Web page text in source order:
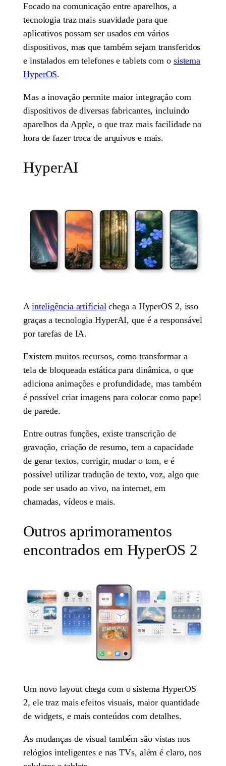
Focado na comunicação entre aparelhos, a
tecnologia traz mais suavidade para que
aplicativos possam ser usados em vários
dispositivos, mas que também sejam transferidos
e instalados em telefones e tablets com o sistema
HyperOS.
Mas a inovação permite maior integração com
dispositivos de diversas fabricantes, incluindo
aparelhos da Apple, o que traz mais facilidade na
hora de fazer troca de arquivos e mais.
HyperAI
A inteligência artificial chega a HyperOS 2, isso
graças a tecnologia HyperAI, que é a responsável
por tarefas de IA.
Existem muitos recursos, como transformar a
tela de bloqueada estática para dinâmica, o que
adiciona animações e profundidade, mas também
é possível criar imagens para colocar como papel
de parede.
Entre outras funções, existe transcrição de
gravação, criação de resumo, tem a capacidade
de gerar textos, corrigir, mudar o tom, e é
possível utilizar tradução de texto, voz, algo que
pode ser usado ao vivo, na internet, em
chamadas, vídeos e mais.
Outros aprimoramentos
encontrados em HyperOS 2
Um novo layout chega com o sistema HyperOS
2, ele traz mais efeitos visuais, maior quantidade
de widgets, e mais conteúdos com detalhes.
As mudanças de visual também são vistas nos
relógios inteligentes e nas TVs, além é claro, nos